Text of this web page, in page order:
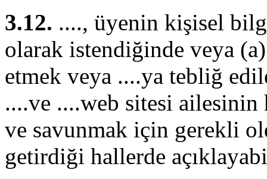
3.12. ...., üyenin kişisel
olarak istendiğinde veya
etmek veya ....ya tebliğ
....ve ....web sitesi
ve savunmak için gerekli
getirdiği hallerde